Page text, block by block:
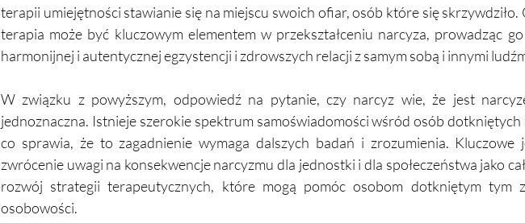
terapii umiejętności stawianie się na miejscu swoich ofiar, osób które się skrzywdziło.
terapia może być kluczowym elementem w przekształceniu narcyza, prowadząc
harmonijnej i autentycznej egzystencji i zdrowszych relacji z samym sobą i innymi
W związku z powyższym, odpowiedź na pytanie, czy narcyz wie, że jest
jednoznaczna. Istnieje szerokie spektrum samoświadomości wśród osób dotkniętych
co sprawia, że ​​to zagadnienie wymaga dalszych badań i zrozumienia. Kluczowe
zwrócenie uwagi na konsekwencje narcyzmu dla jednostki i dla społeczeństwa jako
rozwój strategii terapeutycznych, które mogą pomóc osobom dotkniętym tym
osobowości.